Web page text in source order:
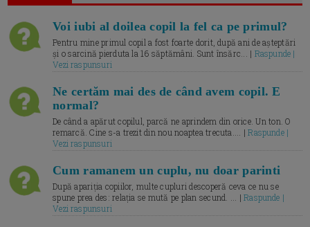
Voi iubi al doilea copil la fel ca pe primul?
Pentru mine primul copil a fost foarte dorit, după ani de așteptări
și o sarcină pierduta la 16 săptămâni. Sunt însărc... | Raspunde |
Vezi raspunsuri
Ne certăm mai des de când avem copil. E
normal?
De când a apărut copilul, parcă ne aprindem din orice. Un ton. O
remarcă. Cine s-a trezit din nou noaptea trecuta.... |Raspunde |
Vezi raspunsuri
Cum ramanem un cuplu, nu doar parinti
După apariția copiilor, multe cupluri descoperă ceva ce nu se
spune prea des: relația se mută pe plan secund. ... |Raspunde |
Vezi raspunsuri